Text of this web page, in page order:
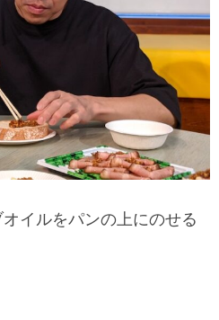
イルをパンの上にのせる